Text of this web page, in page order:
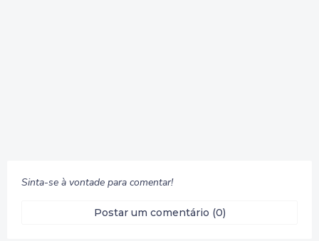
Sinta-se à vontade para comentar!
Postar um comentário (0)